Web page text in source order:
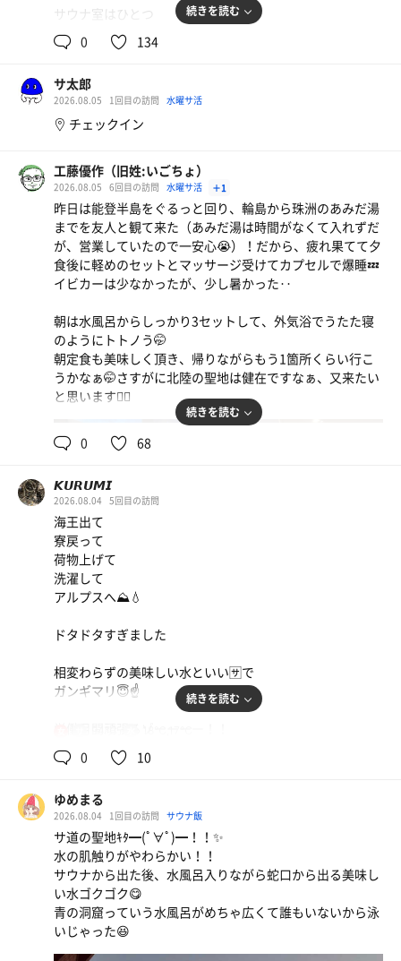
サウナ室はひとつ
大きくて熱くてイイんだけど
個別マットないから最初は尻が熱い😫
軽くだから
すぐ出て水風呂へ
キンキンの方は飲める水風呂
あんな水出てていいものか？
もったいぐらい出してる😃すごい
いゃ〜サイコーだわ
タマラン
軽めに3セット終えて
1ラウンド終了🕺
続きを読む
0 134
サ太郎
2026.08.05 1回目の訪問 水曜サ活
チェックイン
工藤優作（旧姓:いごちょ）
2026.08.05 6回目の訪問 水曜サ活 ＋1
昨日は能登半島をぐるっと回り、輪島から珠洲のあみだ湯
までを友人と観て来た（あみだ湯は時間がなくて入れずだ
が、営業していたので一安心😭）！だから、疲れ果てて夕
食後に軽めのセットとマッサージ受けてカプセルで爆睡💤
イビカーは少なかったが、少し暑かった‥
朝は水風呂からしっかり3セットして、外気浴でうたた寝
のようにトトノう🤭
朝定食も美味しく頂き、帰りながらもう1箇所くらい行こ
うかなぁ🤭さすがに北陸の聖地は健在ですなぁ、又来たい
と思います🙇‍♂️
朝定食
コレで¥860ならありがたいですなぁ✌️北陸は何処も米
続きを読む
0 68
𝙆𝙐𝙍𝙐𝙈𝙄
2026.08.04 5回目の訪問
海王出て
寮戻って
荷物上げて
洗濯して
アルプスへ⛰️💧
ドタドタすぎました
相変わらずの美味しい水といい🈂️で
ガンギマリ😇☝️
続きを読む
0 10
ゆめまる
2026.08.04 1回目の訪問 サウナ飯
サ道の聖地ｷﾀ━(ﾟ∀ﾟ)━！！✨
水の肌触りがやわらかい！！
サウナから出た後、水風呂入りながら蛇口から出る美味し
い水ゴクゴク😋
青の洞窟っていう水風呂がめちゃ広くて誰もいないから泳
いじゃった😆